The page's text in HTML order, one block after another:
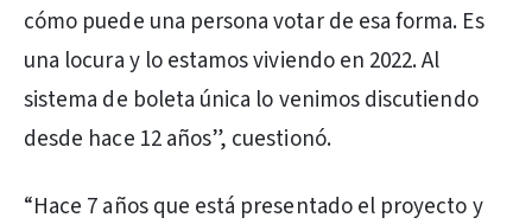
cómo puede una persona votar de esa forma. Es
una locura y lo estamos viviendo en 2022. Al
sistema de boleta única lo venimos discutiendo
desde hace 12 años”, cuestionó.
“Hace 7 años que está presentado el proyecto y